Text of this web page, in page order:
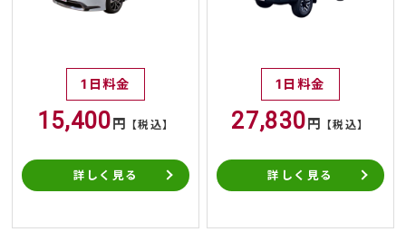
1日料金
15,400 円 【税込】
詳しく見る
1日料金
27,830 円 【税込】
詳しく見る